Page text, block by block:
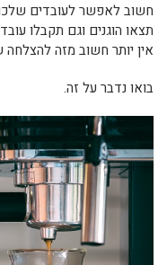
חשוב לאפשר לעובדים
תצאו הוגנים וגם תקבלו
אין יותר חשוב מזה
בואו נדבר על זה.